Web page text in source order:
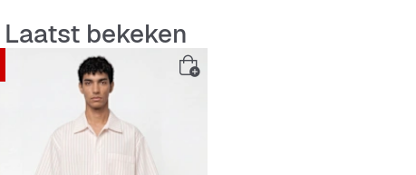
Laatst bekeken